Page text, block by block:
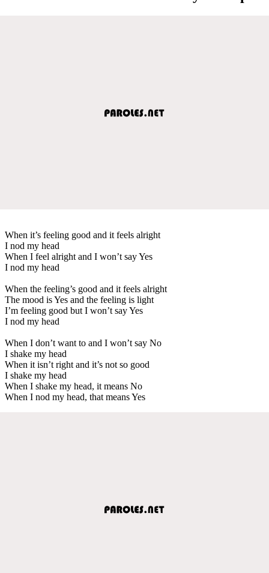
When it’s feeling good and it feels alright
I nod my head
When I feel alright and I won’t say Yes
I nod my head
When the feeling’s good and it feels alright
The mood is Yes and the feeling is light
I’m feeling good but I won’t say Yes
I nod my head
When I don’t want to and I won’t say No
I shake my head
When it isn’t right and it’s not so good
I shake my head
When I shake my head, it means No
When I nod my head, that means Yes